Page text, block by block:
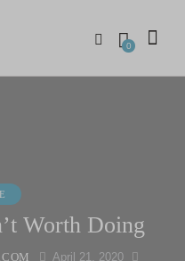
0
Worth Doing
April 21, 2020